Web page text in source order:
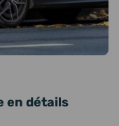
en détails